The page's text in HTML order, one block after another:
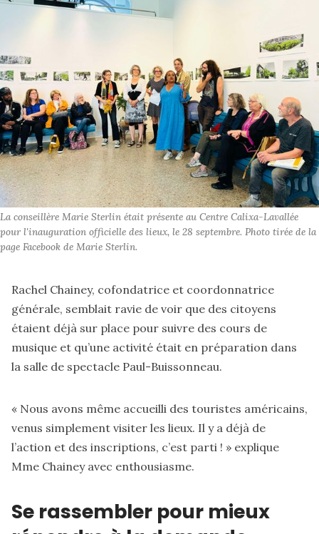
La conseillère Marie Sterlin était présente au Centre Calixa-Lavallée
pour l'inauguration officielle des lieux, le 28 septembre. Photo tirée de la
page Facebook de Marie Sterlin.
Rachel Chainey, cofondatrice et coordonnatrice
générale, semblait ravie de voir que des citoyens
étaient déjà sur place pour suivre des cours de
musique et qu’une activité était en préparation dans
la salle de spectacle Paul-Buissonneau.
« Nous avons même accueilli des touristes américains,
venus simplement visiter les lieux. Il y a déjà de
l’action et des inscriptions, c’est parti ! » explique
Mme Chainey avec enthousiasme.
Se rassembler pour mieux